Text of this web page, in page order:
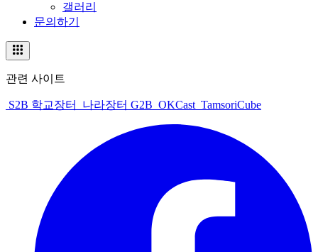
갤러리
문의하기
관련 사이트
S2B 학교장터 나라장터 G2B OKCast TamsoriCube